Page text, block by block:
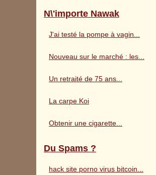
N\'importe Nawak
J'ai testé la pompe à vagin...
Nouveau sur le marché : les...
Un retraité de 75 ans...
La carpe Koi
Obtenir une cigarette...
Du Spams ?
hack site porno virus bitcoin...